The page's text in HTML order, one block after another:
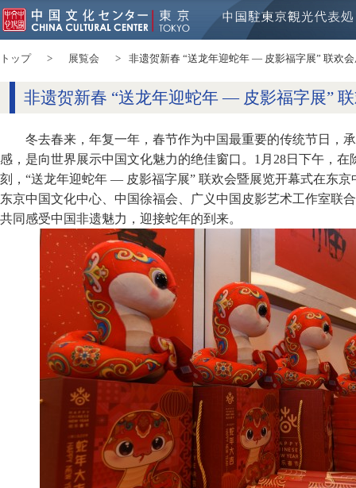
トップ 展覧会 非遗贺新春 “送龙年迎蛇年 — 皮影福字展” 联欢
非遗贺新春 “送龙年迎蛇年 — 皮影福字展”
冬去春来，年复一年，春节作为中国最重要的传统节日，
感，是向世界展示中国文化魅力的绝佳窗口。1月28日下午，在
刻，“送龙年迎蛇年 — 皮影福字展” 联欢会暨展览开幕式在东
东京中国文化中心、中国徐福会、广义中国皮影艺术工作室联
共同感受中国非遗魅力，迎接蛇年的到来。